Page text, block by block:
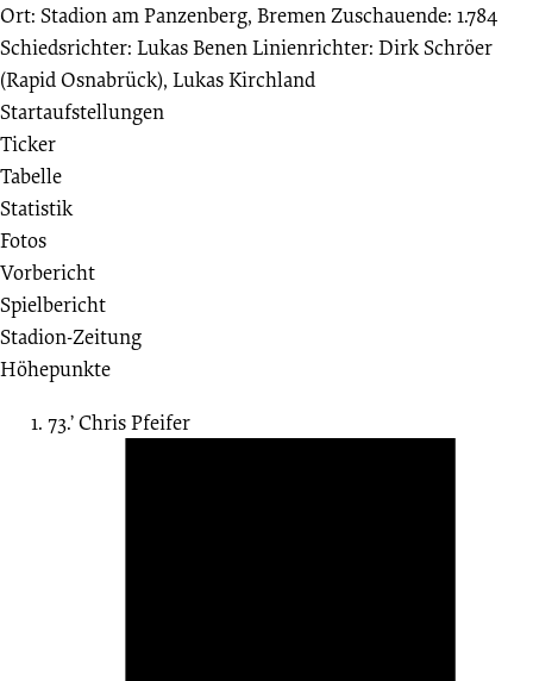
Club
von
1893
e. V.
0:1
1.
Spieltag
Ort: Stadion am Panzenberg, BremenZuschauende: 1.784
Schiedsrichter: Lukas BenenLinienrichter: Dirk Schröer
(Rapid Osnabrück), Lukas Kirchland
Startaufstellungen
Ticker
Tabelle
Statistik
Fotos
Vorbericht
Spielbericht
Stadion-Zeitung
Höhepunkte
73.’Chris Pfeifer